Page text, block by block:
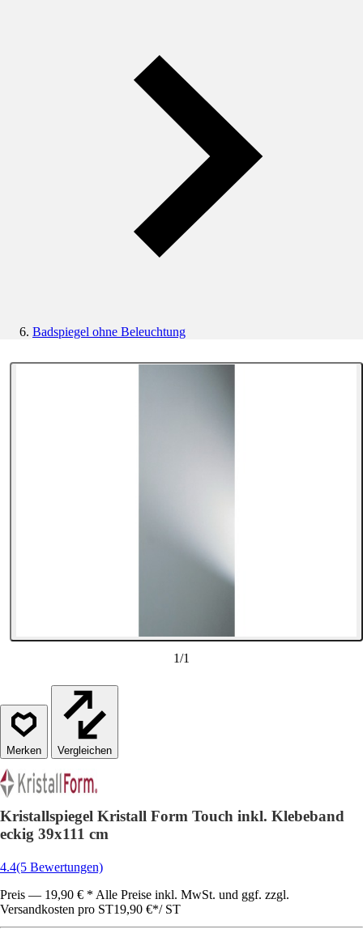
Badspiegel ohne Beleuchtung
1/1
Vergleichen
Kristallspiegel Kristall Form Touch inkl. Klebeband
eckig 39x111 cm
4.4(5 Bewertungen)
Preis — 19,90 € * Alle Preise inkl. MwSt. und ggf. zzgl.
Versandkosten pro ST19,90 €*/ ST